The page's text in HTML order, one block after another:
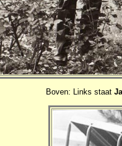
Boven: Links staat